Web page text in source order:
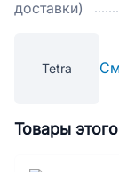
доставки)
Tetra
Товары